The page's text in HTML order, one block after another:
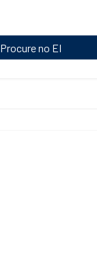
Procure no EI